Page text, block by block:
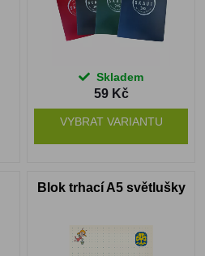
Skladem
59 Kč
VYBRAT VARIANTU
Blok trhací A5 světlušky